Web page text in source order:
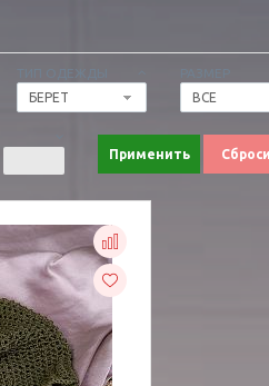
ТИП ОДЕЖДЫ
БЕРЕТ
ВСЕ
Применить